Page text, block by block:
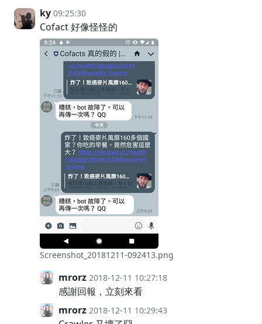
ky 09:25:30
Cofact 好像怪怪的
Screenshot_20181211-092413.png
mrorz 2018-12-11 10:27:18
感謝回報，立刻來看
mrorz 2018-12-11 10:29:43